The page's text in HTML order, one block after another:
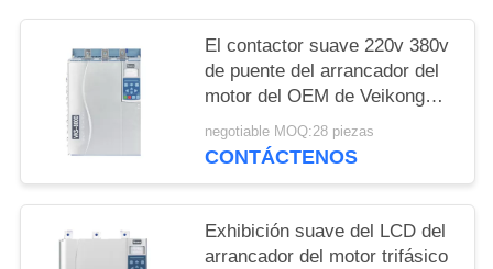
El contactor suave 220v 380v
de puente del arrancador del
motor del OEM de Veikong
para el motor protege
negotiable MOQ:28 piezas
CONTÁCTENOS
Exhibición suave del LCD del
arrancador del motor trifásico